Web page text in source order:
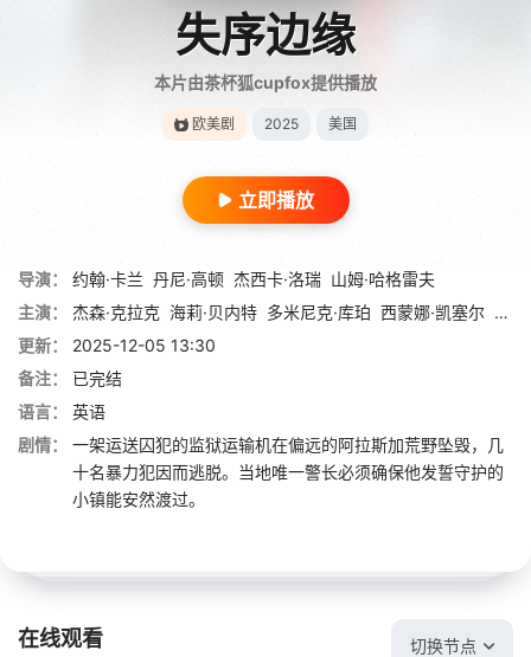
失序边缘
本片由茶杯狐cupfox提供播放
欧美剧 2025 美国
立即播放
导演： 约翰·卡兰 丹尼·高顿 杰西卡·洛瑞 山姆·哈格雷夫
主演：
杰森·克拉克 海莉·贝内特 多米尼克·库珀 西蒙娜·凯塞尔 阿尔
更新：
2025-12-05 13:30
备注：
已完结
语言：
英语
剧情：
一架运送囚犯的监狱运输机在偏远的阿拉斯加荒野坠毁，几
十名暴力犯因而逃脱。当地唯一警长必须确保他发誓守护的
小镇能安然渡过。
在线观看 切换节点